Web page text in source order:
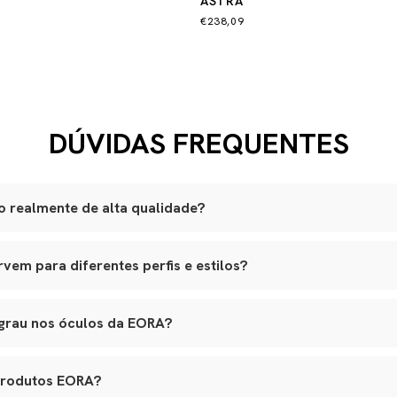
€238,09
DÚVIDAS FREQUENTES
realmente de alta qualidade?
italiano, lentes ZEISS com proteção UVA e UVB, adornos
premium, banho antialérgico e design exclusivo.
para diferentes perfis e estilos?
Tudo é pensado para integrar funcionalidade real, elegância e
nos óculos da EORA?
aplicação das lentes sem alterar o design original.
EORA?